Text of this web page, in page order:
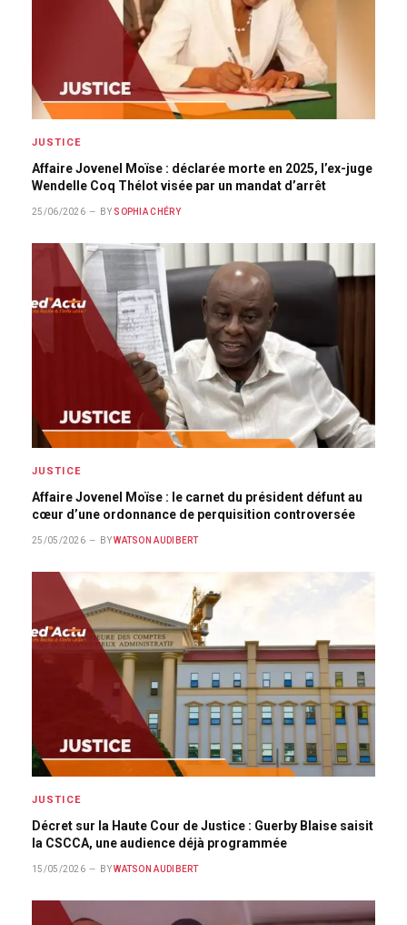
JUSTICE
Affaire Jovenel Moïse : déclarée morte en 2025, l’ex-juge
Wendelle Coq Thélot visée par un mandat d’arrêt
25/06/2026 BY SOPHIA CHÉRY
JUSTICE
Affaire Jovenel Moïse : le carnet du président défunt au
cœur d’une ordonnance de perquisition controversée
25/05/2026 BY WATSON AUDIBERT
JUSTICE
Décret sur la Haute Cour de Justice : Guerby Blaise saisit
la CSCCA, une audience déjà programmée
15/05/2026 BY WATSON AUDIBERT